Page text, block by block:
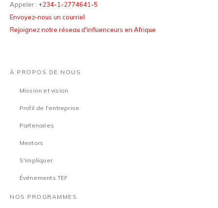
Appeler : +234-1-2774641-5
Envoyez-nous un courriel
Rejoignez notre réseau d'influenceurs en Afrique
À PROPOS DE NOUS
Mission et vision
Profil de l'entreprise
Partenaires
Mentors
S'impliquer
Événements TEF
NOS PROGRAMMES